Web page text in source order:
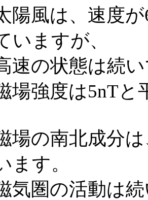
陽風は、速度
いますが、
速の状態は続
場強度は5nTと
場の南北成分
ます。
気圏の活動は